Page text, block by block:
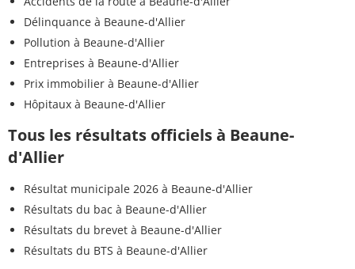
Délinquance à Beaune-d'Allier
Pollution à Beaune-d'Allier
Entreprises à Beaune-d'Allier
Prix immobilier à Beaune-d'Allier
Hôpitaux à Beaune-d'Allier
Tous les résultats officiels à Beaune-
d'Allier
Résultat municipale 2026 à Beaune-d'Allier
Résultats du bac à Beaune-d'Allier
Résultats du brevet à Beaune-d'Allier
Résultats du BTS à Beaune-d'Allier